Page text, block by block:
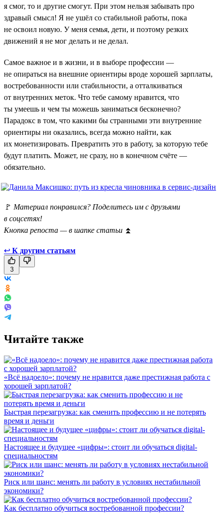
я смог, то и другие смогут. При этом нельзя забывать про
здравый смысл! Я не ушёл со стабильной работы, пока
не освоил новую. У меня семья, дети, и поэтому резких
движений я не мог делать и не делал.
Самое важное и в жизни, и в выборе профессии —
не опираться на внешние ориентиры вроде хорошей зарплаты,
востребованности или стабильности, а отталкиваться
от внутренних меток. Что тебе самому нравится, что
ты умеешь и чем ты можешь заниматься бесконечно?
Парадокс в том, что какими бы странными эти внутренние
ориентиры ни оказались, всегда можно найти, как
их монетизировать. Превратить это в работу, за которую тебе
будут платить. Может, не сразу, но в конечном счёте —
обязательно.
🚩 Материал понравился? Поделитесь им с друзьями
в соцсетях!
Кнопка репоста — в шапке статьи ⏫
↩ К другим статьям
3
Читайте также
«Всё надоело»: почему не нравится даже престижная работа с
хорошей зарплатой?
Быстрая перезагрузка: как сменить профессию и не потерять
время и деньги
Настоящее и будущее «цифры»: стоит ли обучаться digital-
специальностям
Риск или шанс: менять ли работу в условиях нестабильной
экономики?
Как бесплатно обучиться востребованной профессии?